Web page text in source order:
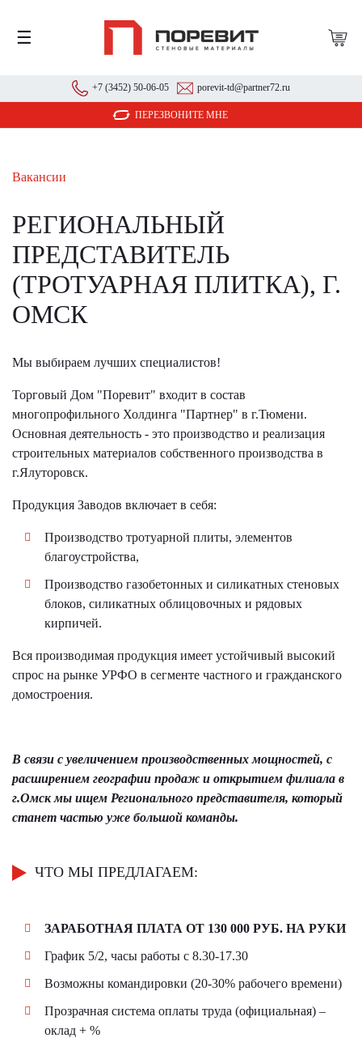
☰
+7 (3452) 50-06-05 porevit-td@partner72.ru
ПЕРЕЗВОНИТЕ МНЕ
Вакансии
РЕГИОНАЛЬНЫЙ
ПРЕДСТАВИТЕЛЬ
(ТРОТУАРНАЯ ПЛИТКА), Г.
ОМСК
Мы выбираем лучших специалистов!
Торговый Дом "Поревит" входит в состав
многопрофильного Холдинга "Партнер" в г.Тюмени.
Основная деятельность - это производство и реализация
строительных материалов собственного производства в
г.Ялуторовск.
Продукция Заводов включает в себя:
Производство тротуарной плиты, элементов
благоустройства,
Производство газобетонных и силикатных стеновых
блоков, силикатных облицовочных и рядовых
кирпичей.
Вся производимая продукция имеет устойчивый высокий
спрос на рынке УРФО в сегменте частного и гражданского
домостроения.
В связи с увеличением производственных мощностей, с
расширением географии продаж и открытием филиала в
г.Омск мы ищем Регионального представителя, который
станет частью уже большой команды.
ЧТО МЫ ПРЕДЛАГАЕМ:
ЗАРАБОТНАЯ ПЛАТА ОТ 130 000 РУБ. НА РУКИ
График 5/2, часы работы с 8.30-17.30
Возможны командировки (20-30% рабочего времени)
Прозрачная система оплаты труда (официальная) –
оклад + %